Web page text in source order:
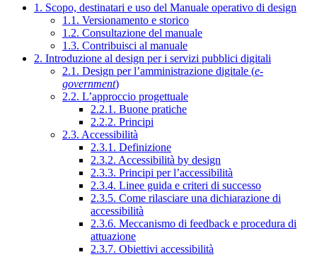
1. Scopo, destinatari e uso del Manuale operativo di design
1.1. Versionamento e storico
1.2. Consultazione del manuale
1.3. Contribuisci al manuale
2. Introduzione al design per i servizi pubblici digitali
2.1. Design per l’amministrazione digitale (e-
government)
2.2. L’approccio progettuale
2.2.1. Buone pratiche
2.2.2. Principi
2.3. Accessibilità
2.3.1. Definizione
2.3.2. Accessibilità by design
2.3.3. Principi per l’accessibilità
2.3.4. Linee guida e criteri di successo
2.3.5. Come rilasciare una dichiarazione di
accessibilità
2.3.6. Meccanismo di feedback e procedura di
attuazione
2.3.7. Obiettivi accessibilità